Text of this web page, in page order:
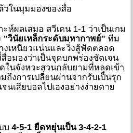
วในมุมมองของสื่อ
ะห์ผลเสมอ สวีเดน 1-1 ว่าเป็นเกม
"วินัยเหล็กระดับมหากาพย์" ทีม
งเหนียวแน่นและวิ่งสู้ฟัดตลอด
อมองว่าเป็นจุดบกพร่องชัดเจน
ในจังหวะสวนกลับยามที่หลุดเข้า
ถึงการเปลี่ยนผ่านจากรับเป็นรุก
นเสียบอลไปเองอย่างง่ายดาย
บ 4-5-1 ยืดหยุ่นเป็น 3-4-2-1